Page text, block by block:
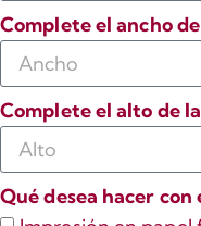
Complete el ancho
Complete el alto de
Qué desea hacer con